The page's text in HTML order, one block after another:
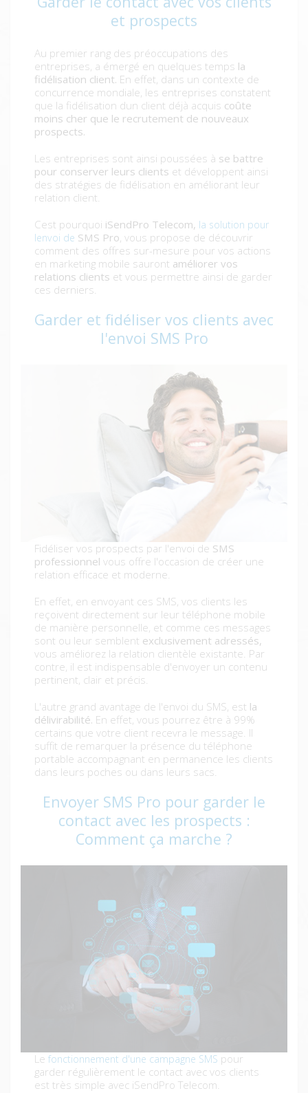
et prospects
Au premier rang des préoccupations des
entreprises, a émergé en quelques temps la
fidélisation client. En effet, dans un contexte de
concurrence mondiale, les entreprises constatent
que la fidélisation dun client déjà acquis coûte
moins cher que le recrutement de nouveaux
prospects.
Les entreprises sont ainsi poussées à se battre
pour conserver leurs clients et développent ainsi
des stratégies de fidélisation en améliorant leur
relation client.
Cest pourquoi iSendPro Telecom, la solution pour
lenvoi de SMS Pro , vous propose de découvrir
comment des offres sur-mesure pour vos actions
en marketing mobile sauront améliorer vos
relations clients et vous permettre ainsi de garder
ces derniers.
Garder et fidéliser vos clients avec
l'envoi SMS Pro
Fidéliser vos prospects par l'envoi de SMS
professionnel vous offre l'occasion de créer une
relation efficace et moderne.
En effet, en envoyant ces SMS, vos clients les
reçoivent directement sur leur téléphone mobile
de manière personnelle, et comme ces messages
sont ou leur semblent exclusivement adressés,
vous améliorez la relation clientèle existante. Par
contre, il est indispensable d'envoyer un contenu
pertinent, clair et précis.
L'autre grand avantage de l'envoi du SMS, est la
délivirabilité. En effet, vous pourrez être à 99%
certains que votre client recevra le message. Il
suffit de remarquer la présence du téléphone
portable accompagnant en permanence les clients
dans leurs poches ou dans leurs sacs.
Envoyer SMS Pro pour garder le
contact avec les prospects :
Comment ça marche ?
Le fonctionnement d'une campagne SMS pour
garder régulièrement le contact avec vos clients
est très simple avec iSendPro Telecom.